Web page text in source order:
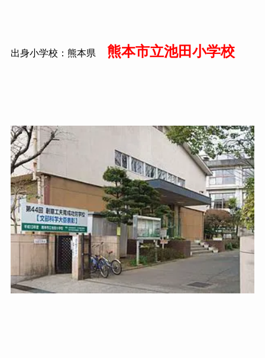
出身小学校：熊本県 熊本市立池田小学校